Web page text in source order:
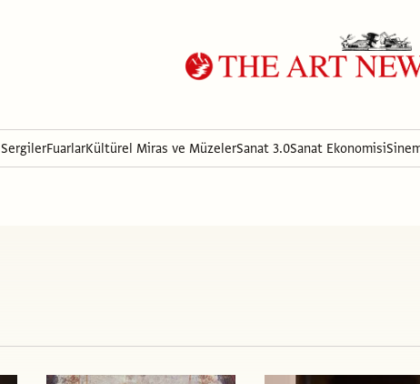
SergilerFuarlarKültürel Miras ve MüzelerSanat 3.0Sanat Ekonomisi